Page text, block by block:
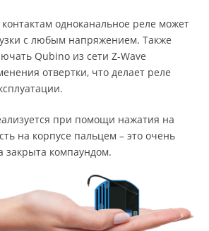
контактам одноканальное реле может
с любым напряжением. Также
Qubino из сети Z-Wave
отвертки, что делает реле
при помощи нажатия на
на корпусе пальцем – это очень
закрыта компаундом.